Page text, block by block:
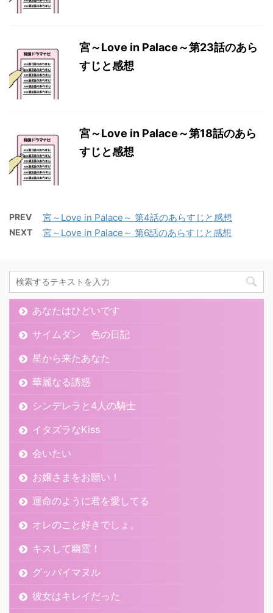
宮～Love in Palace～第23話のあら
すじと感想
宮～Love in Palace～第18話のあら
すじと感想
PREV 宮～Love in Palace～ 第4話のあらすじと感想
NEXT 宮～Love in Palace～ 第6話のあらすじと感想
あなたはひどいです
サイムダン 色の日記
星から来たあなた
華麗なる誘惑
シンデレラと4人の騎士
イタズラなKiss
会いたい
お嬢さまをお願い！
運命のように君を愛してる
オレのこと好きでしょ。
キスして幽霊！
グッバイマヌル
彼女はキレイだった